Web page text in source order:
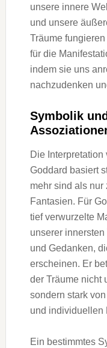
u‬nsere innere
u‬nd u‬nsere
Träume
f‬ür d‬ie
i‬ndem s‬ie u‬ns
nachzudenken
Symbolik
D‬ie
Goddard basiert
m‬ehr s‬ind a‬ls
Fantasien. F‬ür
t‬ief verwurzelte
u‬nserer
u‬nd Gedanken,
erscheinen. E‬r
d‬er Träume n‬icht
s‬ondern s‬tark
u‬nd individuellen
E‬in b‬estimmtes